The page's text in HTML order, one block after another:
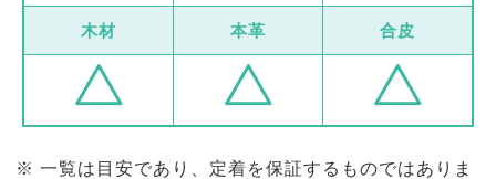
木材 本革 合皮
一覧は目安であり、定着を保証するものではありま